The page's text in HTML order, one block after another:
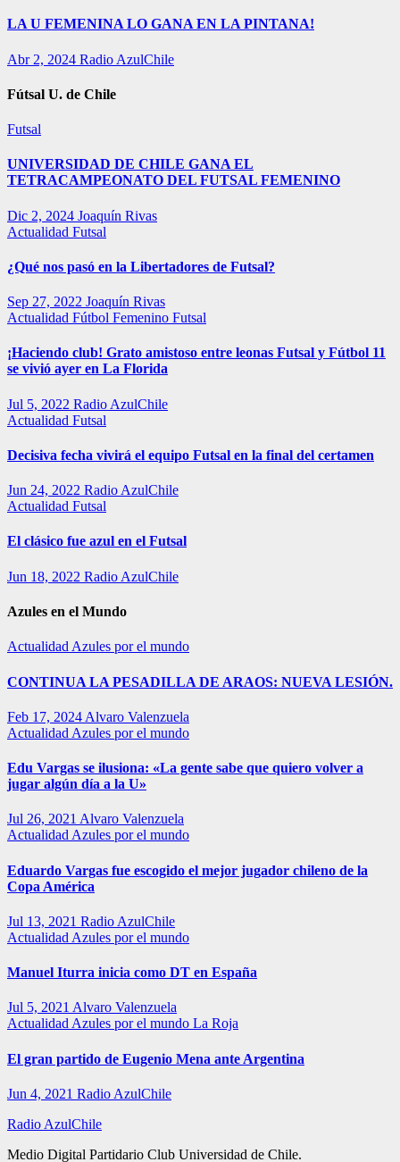
LA U FEMENINA LO GANA EN LA PINTANA!
Abr 2, 2024 Radio AzulChile
Fútsal U. de Chile
Futsal
UNIVERSIDAD DE CHILE GANA EL
TETRACAMPEONATO DEL FUTSAL FEMENINO
Dic 2, 2024 Joaquín Rivas
Actualidad Futsal
¿Qué nos pasó en la Libertadores de Futsal?
Sep 27, 2022 Joaquín Rivas
Actualidad Fútbol Femenino Futsal
¡Haciendo club! Grato amistoso entre leonas Futsal y Fútbol 11
se vivió ayer en La Florida
Jul 5, 2022 Radio AzulChile
Actualidad Futsal
Decisiva fecha vivirá el equipo Futsal en la final del certamen
Jun 24, 2022 Radio AzulChile
Actualidad Futsal
El clásico fue azul en el Futsal
Jun 18, 2022 Radio AzulChile
Azules en el Mundo
Actualidad Azules por el mundo
CONTINUA LA PESADILLA DE ARAOS: NUEVA LESIÓN.
Feb 17, 2024 Alvaro Valenzuela
Actualidad Azules por el mundo
Edu Vargas se ilusiona: «La gente sabe que quiero volver a
jugar algún día a la U»
Jul 26, 2021 Alvaro Valenzuela
Actualidad Azules por el mundo
Eduardo Vargas fue escogido el mejor jugador chileno de la
Copa América
Jul 13, 2021 Radio AzulChile
Actualidad Azules por el mundo
Manuel Iturra inicia como DT en España
Jul 5, 2021 Alvaro Valenzuela
Actualidad Azules por el mundo La Roja
El gran partido de Eugenio Mena ante Argentina
Jun 4, 2021 Radio AzulChile
Radio AzulChile
Medio Digital Partidario Club Universidad de Chile.